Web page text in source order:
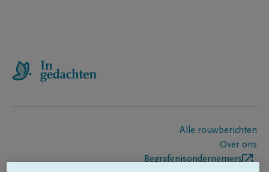
Alle rouwberichten
Over ons
Begrafenisondernemers